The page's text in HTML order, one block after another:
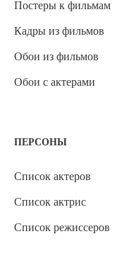
Постеры к фильмам
Кадры из фильмов
Обои из фильмов
Обои с актерами
ПЕРСОНЫ
Список актеров
Список актрис
Список режиссеров